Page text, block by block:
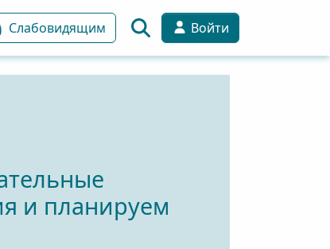
Слабовидящим Войти
и планируем